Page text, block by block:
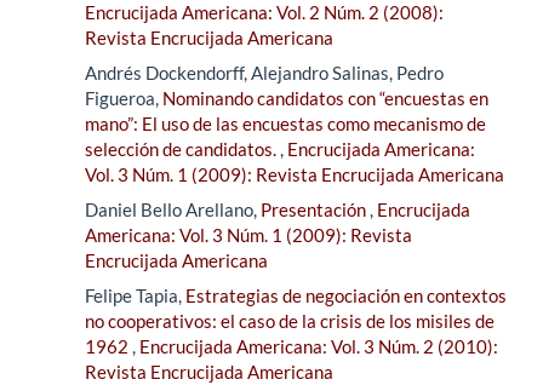
Encrucijada Americana: Vol. 2 Núm. 2 (2008):
Revista Encrucijada Americana
Andrés Dockendorff, Alejandro Salinas, Pedro
Figueroa, Nominando candidatos con “encuestas en
mano”: El uso de las encuestas como mecanismo de
selección de candidatos., Encrucijada Americana:
Vol. 3 Núm. 1 (2009): Revista Encrucijada Americana
Daniel Bello Arellano, Presentación, Encrucijada
Americana: Vol. 3 Núm. 1 (2009): Revista
Encrucijada Americana
Felipe Tapia, Estrategias de negociación en contextos
no cooperativos: el caso de la crisis de los misiles de
1962 , Encrucijada Americana: Vol. 3 Núm. 2 (2010):
Revista Encrucijada Americana